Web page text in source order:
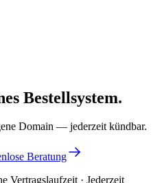
Bestellsystem.
Domain — jederzeit kündbar.
Beratung
Vertragslaufzeit · Jederzeit